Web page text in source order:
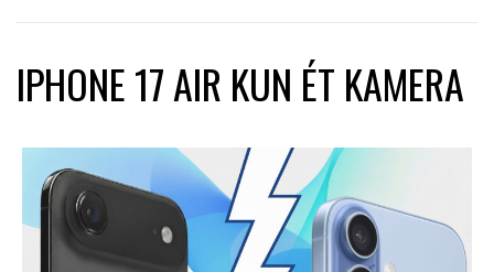
IPHONE 17 AIR KUN ÉT KAMERA